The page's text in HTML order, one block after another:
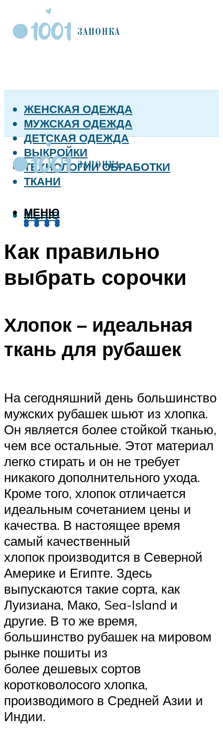
ЖЕНСКАЯ ОДЕЖДА
МУЖСКАЯ ОДЕЖДА
ДЕТСКАЯ ОДЕЖДА
ВЫКРОЙКИ
ТЕХНОЛОГИИ ОБРАБОТКИ
ТКАНИ
МЕНЮ
МЕНЮ
Как правильно
выбрать сорочки
Хлопок – идеальная
ткань для рубашек
На сегодняшний день большинство
мужских рубашек шьют из хлопка.
Он является более стойкой тканью,
чем все остальные. Этот материал
легко стирать и он не требует
никакого дополнительного ухода.
Кроме того, хлопок отличается
идеальным сочетанием цены и
качества. В настоящее время
самый качественный
хлопок производится в Северной
Америке и Египте. Здесь
выпускаются такие сорта, как
Луизиана, Мако, Sea-Island и
другие. В то же время,
большинство рубашек на мировом
рынке пошиты из
более дешевых сортов
коротковолосого хлопка,
производимого в Средней Азии и
Индии.